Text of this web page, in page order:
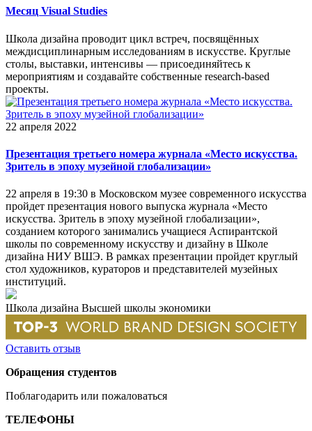
Месяц Visual Studies
Школа дизайна проводит цикл встреч, посвящённых
междисциплинарным исследованиям в искусстве. Круглые
столы, выставки, интенсивы — присоединяйтесь к
мероприятиям и создавайте собственные research-based
проекты.
22 апреля 2022
Презентация третьего номера журнала «Место искусства.
Зритель в эпоху музейной глобализации»
22 апреля в 19:30 в Московском музее современного искусства
пройдет презентация нового выпуска журнала «Место
искусства. Зритель в эпоху музейной глобализации»,
созданием которого занимались учащиеся Аспирантской
школы по современному искусству и дизайну в Школе
дизайна НИУ ВШЭ. В рамках презентации пройдет круглый
стол художников, кураторов и представителей музейных
институций.
Школа дизайна Высшей школы экономики
Оставить отзыв
Обращения студентов
Поблагодарить или пожаловаться
ТЕЛЕФОНЫ